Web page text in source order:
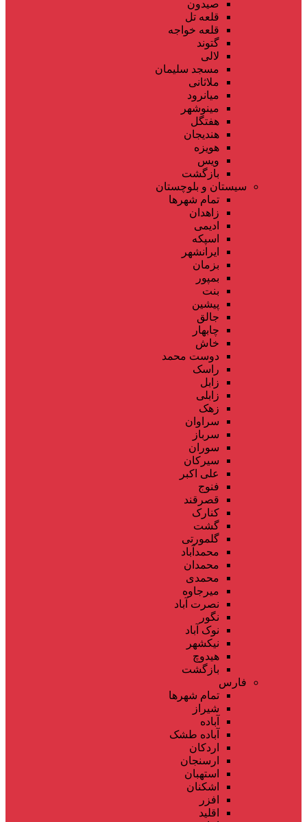
صیدون
قلعه تل
قلعه خواجه
گتوند
لالی
مسجد سلیمان
ملاثانی
میانرود
مینوشهر
هفتگل
هندیجان
هویزه
ویس
بازگشت
سیستان و بلوچستان
تمام شهر‌ها
زاهدان
ادیمی
اسپکه
ایرانشهر
بزمان
بمپور
بنت
پیشین
جالق
چابهار
خاش
دوست محمد
راسک
زابل
زابلی
زهک
سراوان
سرباز
سوران
سیرکان
علی اکبر
فنوج
قصرقند
کنارک
گشت
گلمورتی
محمدآباد
محمدان
محمدی
میرجاوه
نصرت آباد
نگور
نوک آباد
نیکشهر
هیدوچ
بازگشت
فارس
تمام شهر‌ها
شیراز
آباده
آباده طشک
اردکان
ارسنجان
استهبان
اشکنان
افزر
اقلید